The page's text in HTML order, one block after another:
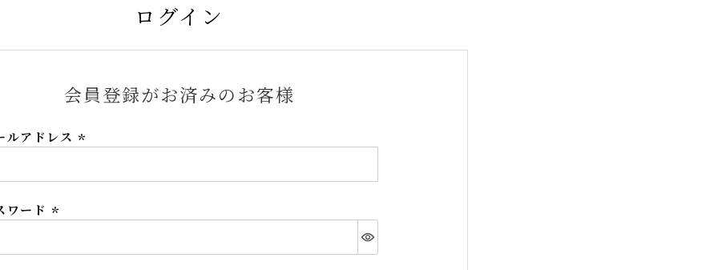
ログイン
会員登録がお済みのお客様
ルアドレス
須)
ワード
須)